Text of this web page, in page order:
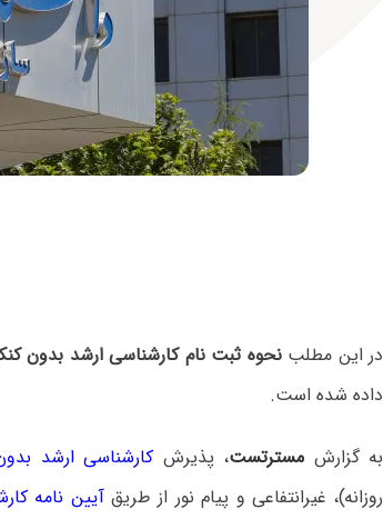
در این مطلب نحوه ثبت نام کارشناسی ارشد بدون کنکور
داده شده است.
به گزارش مسترتست، پذیرش کارشناسی ارشد
روزانه)، غیرانتفاعی و پیام نور از طریقآیین نامه